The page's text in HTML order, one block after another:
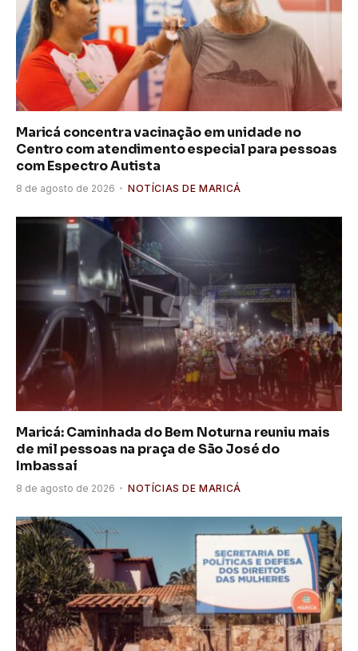
Maricá concentra vacinação em unidade no
Centro com atendimento especial para pessoas
com Espectro Autista
8 de agosto de 2026 NOTÍCIAS DE MARICÁ
Maricá: Caminhada do Bem Noturna reuniu mais
de mil pessoas na praça de São José do
Imbassaí
8 de agosto de 2026 NOTÍCIAS DE MARICÁ